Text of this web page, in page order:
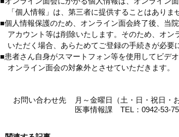
「個人情報」は、第三者に提供することはありま
■個人情報保護のため、オンライン面会終了後、当
アカウント等は削除いたします。そのため、オン
いただく場合、あらためてご登録の手続きが必要
■患者さん自身がスマートフォン等を使用してビデ
オンライン面会の対象外とさせていただきます。
お問い合わせ先
月～金曜日（土・日・祝日・
医事情報課 TEL：0942-53-